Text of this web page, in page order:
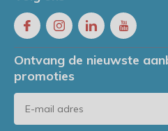
Ontvang de nieuwste
promoties